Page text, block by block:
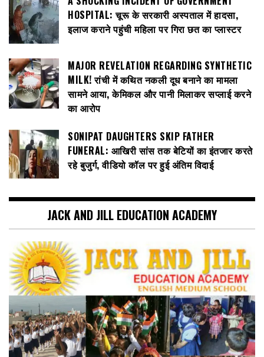
HOSPITAL: चूरू के सरकारी अस्पताल में हादसा,
इलाज कराने पहुंची महिला पर गिरा छत का प्लास्टर
MAJOR REVELATION REGARDING SYNTHETIC
MILK! रांची में कथित नकली दूध बनाने का मामला
सामने आया, केमिकल और पानी मिलाकर सप्लाई करने
का आरोप
SONIPAT DAUGHTERS SKIP FATHER
FUNERAL: आखिरी सांस तक बेटियों का इंतजार करते
रहे बुजुर्ग, वीडियो कॉल पर हुई अंतिम विदाई
JACK AND JILL EDUCATION ACADEMY